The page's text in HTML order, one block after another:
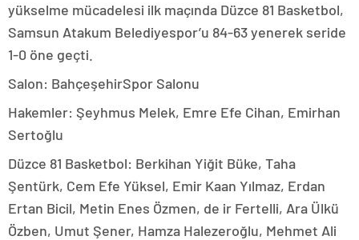
yükselme mücadelesi ilk maçında Düzce 81 Basketbol,
Samsun Atakum Belediyespor’u 84-63 yenerek seride
1-0 öne geçti.
Salon: BahçeşehirSpor Salonu
Hakemler: Şeyhmus Melek, Emre Efe Cihan, Emirhan
Sertoğlu
Düzce 81 Basketbol: Berkihan Yiğit Büke, Taha
Şentürk, Cem Efe Yüksel, Emir Kaan Yılmaz, Erdan
Ertan Bicil, Metin Enes Özmen, de ir Fertelli, Ara Ülkü
Özben, Umut Şener, Hamza Halezeroğlu, Mehmet Ali